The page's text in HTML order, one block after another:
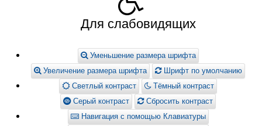
Для слабовидящих
Уменьшение размера шрифта
Увеличение размера шрифта
Шрифт по умолчанию
Светлый контраст
Тёмный контраст
Серый контраст
Сбросить контраст
Навигация с помощью Клавиатуры